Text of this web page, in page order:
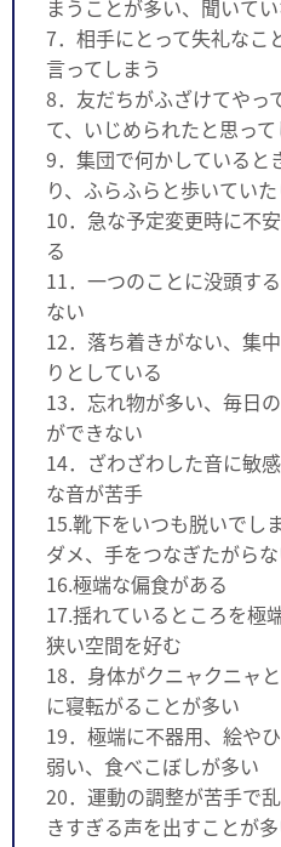
まうことが多い、聞いて
7．相手にとって失礼なこ
言ってしまう
8．友だちがふざけてやっ
て、いじめられたと思って
9．集団で何かしていると
り、ふらふらと歩いてい
10．急な予定変更時に不
る
11．一つのことに没頭す
ない
12．落ち着きがない、集
りとしている
13．忘れ物が多い、毎日
ができない
14．ざわざわした音に敏
な音が苦手
15.靴下をいつも脱いでし
ダメ、手をつなぎたがら
16.極端な偏食がある
17.揺れているところを極
狭い空間を好む
18．身体がクニャクニャ
に寝転がることが多い
19．極端に不器用、絵や
弱い、食べこぼしが多い
20．運動の調整が苦手で
きすぎる声を出すことが